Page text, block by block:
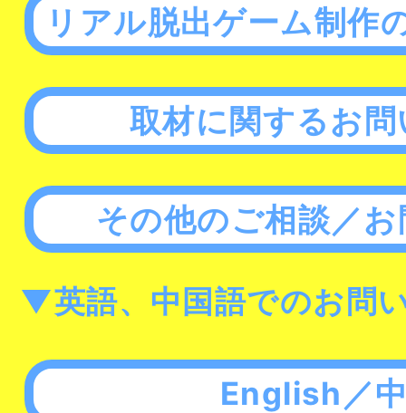
リアル脱出ゲーム制作
取材に関するお
その他のご相談／
▼英語、中国語でのお問
English／